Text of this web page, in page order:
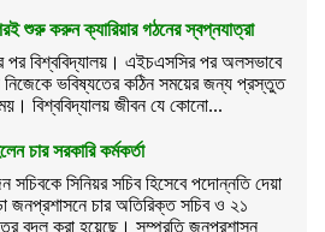
শুরু করুন ক্যারিয়ার গঠনের স্বপ্নযাত্রা
বিশ্ববিদ্যালয়। এইচএসসির পর অলসভাবে
নিজেকে ভবিষ্যতের কঠিন সময়ের জন্য প্রস্তুত
বিশ্ববিদ্যালয় জীবন যে কোনো...
চার সরকারি কর্মকর্তা
সচিবকে সিনিয়র সচিব হিসেবে পদোন্নতি দেয়া
জনপ্রশাসনে চার অতিরিক্ত সচিব ও ২১
বদল করা হয়েছে। সম্প্রতি জনপ্রশাসন